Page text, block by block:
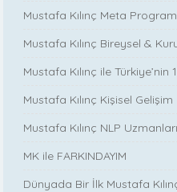
Mustafa Kılınç Meta
Mustafa Kılınç Bireysel &
Mustafa Kılınç ile
Mustafa Kılınç Kişisel Gelişim
Mustafa Kılınç NLP Uzmanları
MK ile FARKINDAYIM
Dünyada Bir İlk Mustafa